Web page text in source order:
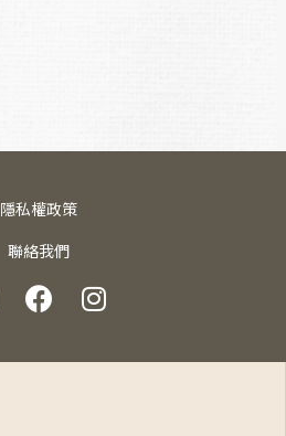
隱私權政策
聯絡我們